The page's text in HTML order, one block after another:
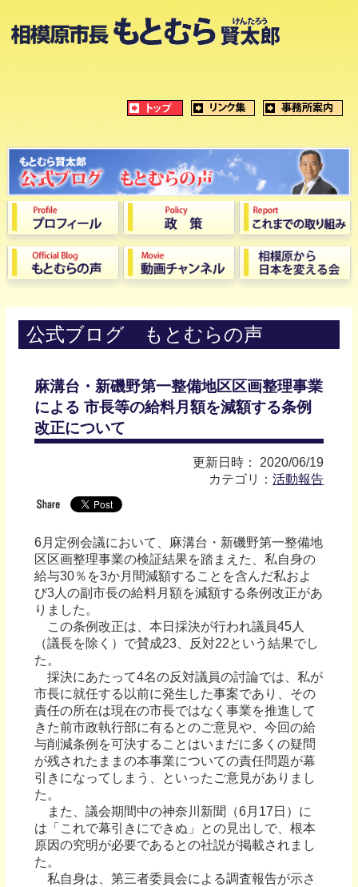
公式ブログ もとむらの声
麻溝台・新磯野第一整備地区区画整理事業
による 市長等の給料月額を減額する条例
改正について
更新日時： 2020/06/19
カテゴリ：活動報告
6月定例会議において、麻溝台・新磯野第一整備地
区区画整理事業の検証結果を踏まえた、私自身の
給与30％を3か月間減額することを含んだ私およ
び3人の副市長の給料月額を減額する条例改正があ
りました。
この条例改正は、本日採決が行われ議員45人
（議長を除く）で賛成23、反対22という結果でし
た。
採決にあたって4名の反対議員の討論では、私が
市長に就任する以前に発生した事案であり、その
責任の所在は現在の市長ではなく事業を推進して
きた前市政執行部に有るとのご意見や、今回の給
与削減条例を可決することはいまだに多くの疑問
が残されたままの本事業についての責任問題が幕
引きになってしまう、といったご意見がありまし
た。
また、議会期間中の神奈川新聞（6月17日）に
は「これで幕引きにできぬ」との見出しで、根本
原因の究明が必要であるとの社説が掲載されまし
た。
私自身は、第三者委員会による調査報告が示さ